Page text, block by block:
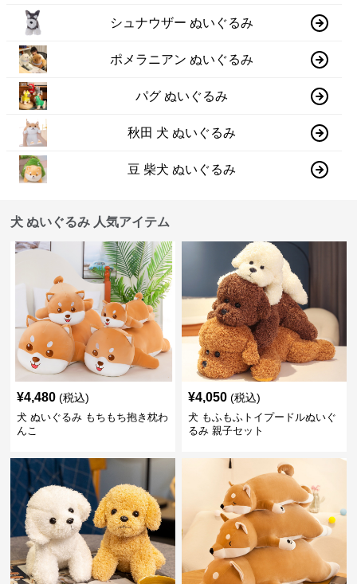
シュナウザー ぬいぐるみ
ポメラニアン ぬいぐるみ
パグ ぬいぐるみ
秋田 犬 ぬいぐるみ
豆 柴犬 ぬいぐるみ
犬 ぬいぐるみ 人気アイテム
¥4,480 (税込)
犬 ぬいぐるみ もちもち抱き枕わ
んこ
¥4,050 (税込)
犬 もふもふトイプードルぬいぐ
るみ 親子セット